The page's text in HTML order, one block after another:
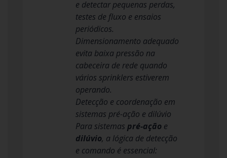
e detectar pequenas perdas,
testes de fluxo e ensaios
periódicos.
Dimensionamento adequado
evita baixa pressão na
cabeceira de rede quando
vários sprinklers estiverem
operando.
Detecção e coordenação em
sistemas pré-ação e dilúvio
Para sistemas pré-ação e
dilúvio, a lógica de detecção
e comando é essencial: